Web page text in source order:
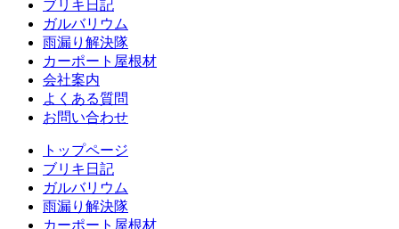
ブリキ日記
ガルバリウム
雨漏り解決隊
カーポート屋根材
会社案内
よくある質問
お問い合わせ
トップページ
ブリキ日記
ガルバリウム
雨漏り解決隊
カーポート屋根材